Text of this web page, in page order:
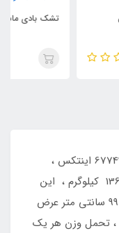
ماشین پیکاپ
تشک بادی یکنفره قفل دار، کد کالا : 67743 اینتکس ،
قیمت : 900000 تومان ، تحمل وزن : 136 کیلوگرم ، این
تشک بادی داری 191 سانتی متر طول ، 99 سانتی متر عرض
باشد ، تحمل وزن هر یک